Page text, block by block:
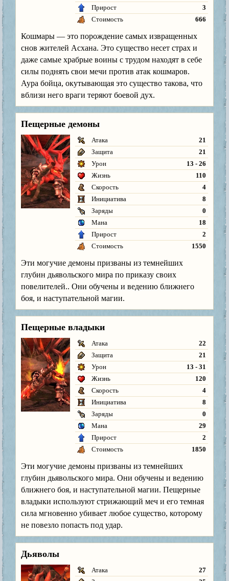
Прирост
3
Стоимость
666
Кошмары — это порождение самых извращенных
снов жителей Асхана. Это существо несет страх и
даже самые храбрые воины с трудом находят в себе
силы поднять свои мечи против атак кошмаров.
Аура бойца, окутывающая это существо такова, что
вблизи него враги теряют боевой дух.
Пещерные демоны
Атака
21
Защита
21
Урон
13 - 26
Жизнь
110
Скорость
4
Инициатива
8
Заряды
0
Мана
18
Прирост
2
Стоимость
1550
Эти могучие демоны призваны из темнейших
глубин дьявольского мира по приказу своих
повелителей.. Они обучены и ведению ближнего
боя, и наступательной магии.
Пещерные владыки
Атака
22
Защита
21
Урон
13 - 31
Жизнь
120
Скорость
4
Инициатива
8
Заряды
0
Мана
29
Прирост
2
Стоимость
1850
Эти могучие демоны призваны из темнейших
глубин дьявольского мира. Они обучены и ведению
ближнего боя, и наступательной магии. Пещерные
владыки используют стрижающий меч и его темная
сила мгновенно убивает любое существо, которому
не повезло попасть под удар.
Дьяволы
Атака
27